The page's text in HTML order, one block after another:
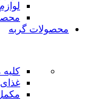
محصولات گربه